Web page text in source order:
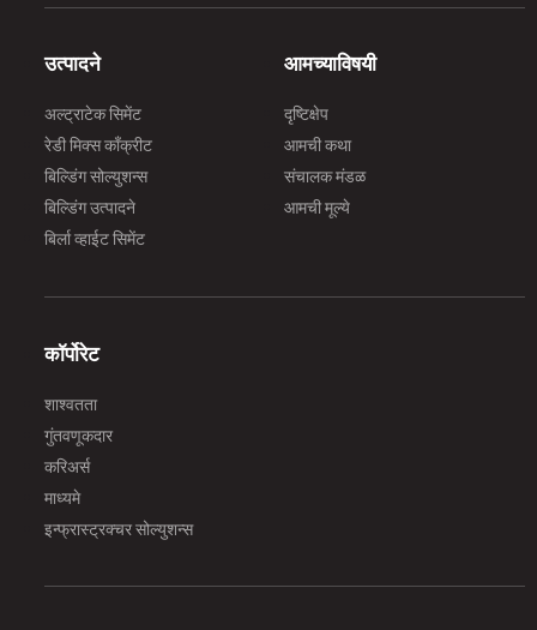
उत्पादने
अल्ट्राटेक सिमेंट
रेडी मिक्स काँक्रीट
बिल्डिंग सोल्युशन्स
बिल्डिंग उत्पादने
बिर्ला व्हाईट सिमेंट
आमच्याविषयी
दृष्टिक्षेप
आमची कथा
संचालक मंडळ
आमची मूल्ये
कॉर्पोरेट
शाश्वतता
गुंतवणूकदार
करिअर्स
माध्यमे
इन्फ्रास्ट्रक्चर सोल्युशन्स